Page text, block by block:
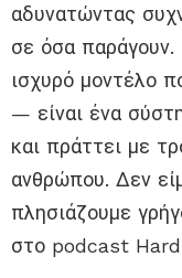
αδυνατώντας
σε όσα παράγουν.
ισχυρό μοντέλο
— είναι ένα
και πράττει με
ανθρώπου. Δεν
πλησιάζουμε
στο podcast